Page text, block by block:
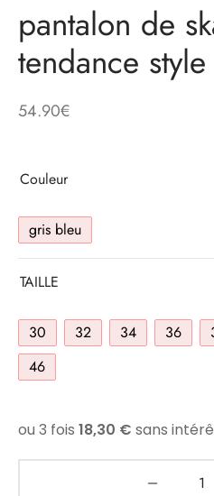
pantalon de
tendance
54.90€
Couleur
gris bleu
TAILLE
30 32 34 36
46